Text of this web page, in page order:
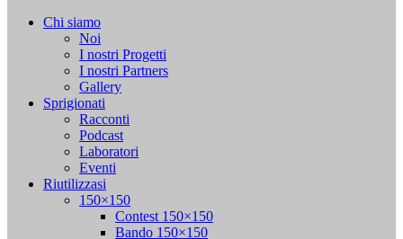
Chi siamo
Noi
I nostri Progetti
I nostri Partners
Gallery
Sprigionati
Racconti
Podcast
Laboratori
Eventi
Riutilizzasi
150×150
Contest 150×150
Bando 150×150